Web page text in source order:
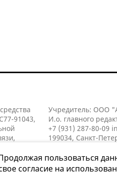
91043,
Учредитель: ООО
И.о. главного
+7 (931) 287-80-09
199034, Санкт-
пользоваться
согласие на